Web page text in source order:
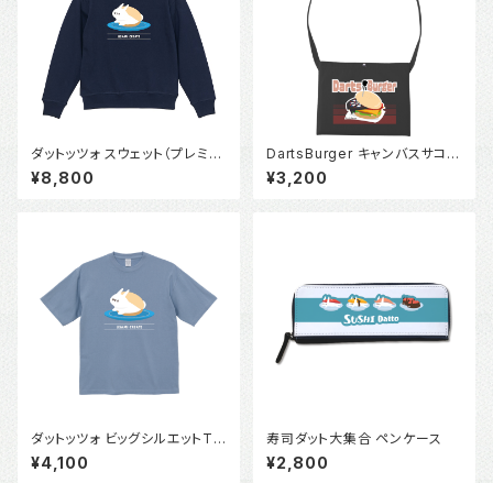
ダットッツォ スウェット（プレミア
ム）
¥8,800
DartsBurger キャンバスサコッ
シュ
¥3,200
ダットッツォ ビッグシルエットTシ
ャツ
¥4,100
寿司ダット大集合 ペンケース
¥2,800